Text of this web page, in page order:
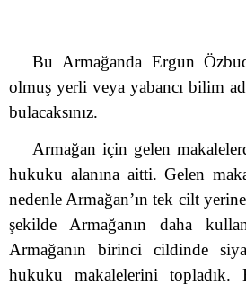
Bu Armağanda Ergun
olmuş yerli veya yabancı bilim
bulacaksınız.
Armağan için gelen
hukuku alanına aitti. Gelen
nedenle Armağan’ın tek cilt
şekilde Armağanın daha
Armağanın birinci cildinde
hukuku makalelerini